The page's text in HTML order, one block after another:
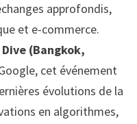
approfondis,
et e-commerce.
(Bangkok,
cet événement
évolutions de la
en algorithmes,